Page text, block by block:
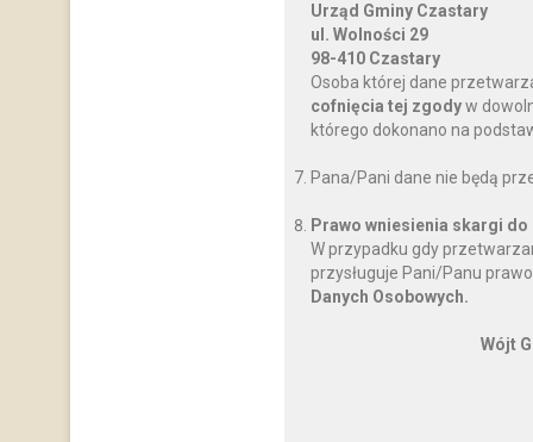
Urząd Gminy Czastary
ul. Wolności 29
98-410 Czastary
Osoba której dane
cofnięcia tej zgodyw
którego dokonano na
Pana/Pani dane nie będą
Prawo wniesienia skargi
W przypadku gdy
przysługuje Pani/Panu
Danych Osobowych.
Wójt